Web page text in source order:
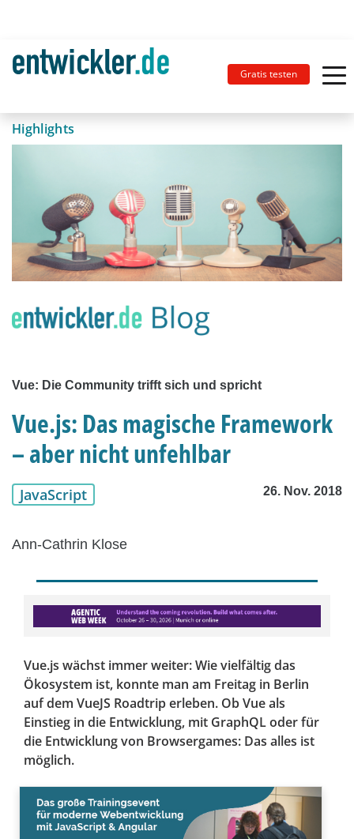
Gratis testen
Highlights
Vue: Die Community trifft sich und spricht
Vue.js: Das magische Framework
– aber nicht unfehlbar
JavaScript 26. Nov. 2018
Ann-Cathrin Klose
Vue.js wächst immer weiter: Wie vielfältig das
Ökosystem ist, konnte man am Freitag in Berlin
auf dem VueJS Roadtrip erleben. Ob Vue als
Einstieg in die Entwicklung, mit GraphQL oder für
die Entwicklung von Browsergames: Das alles ist
möglich.